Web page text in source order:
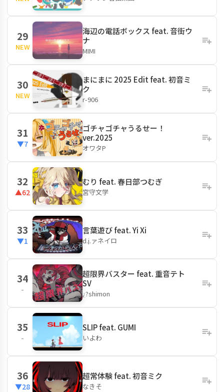
29
NEW
海辺の電話ボックス feat. 音街ウ
ナ
MIMI
30
NEW
まにまに 2025 Edit feat. 初音ミ
ク
r-906
31
▼7
ゴチャゴチャうるせー！
ver.2025
オワタP
32
▲62
むり feat. 春日部つむぎ
宮守文学
33
▼1
言葉遊び feat. Yi Xi
d.j.ァネイロ
34
-
超限界バスター feat. 重音テト
SV
¿?shimon
35
-
SLIP feat. GUMI
いよわ
36
▼28
超常体験 feat. 初音ミク
なきそ